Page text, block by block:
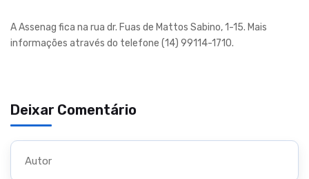
A Assenag fica na rua dr. Fuas de Mattos Sabino, 1-15. Mais
informações através do telefone (14) 99114-1710.
Deixar Comentário